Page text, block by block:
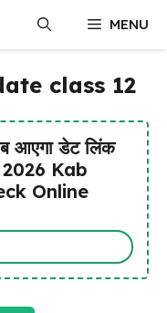
MENU
class 12
आएगा डेट लिंक
Kab
Online